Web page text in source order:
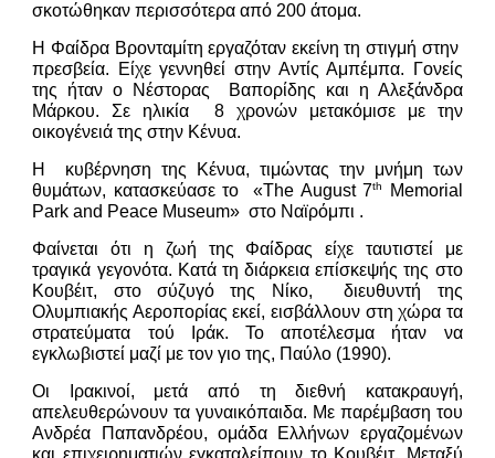
σκοτώθηκαν περισσότερα από 200 άτομα.
Η Φαίδρα Βρονταμίτη εργαζόταν εκείνη τη στιγμή στην
πρεσβεία. Είχε γεννηθεί στην Αντίς Αμπέμπα. Γονείς
της ήταν ο Νέστορας Βαπορίδης και η Αλεξάνδρα
Μάρκου. Σε ηλικία 8 χρονών μετακόμισε με την
οικογένειά της στην Κένυα.
Η κυβέρνηση της Κένυα, τιμώντας την μνήμη των
θυμάτων, κατασκεύασε το «The August 7th
Memorial
Park and Peace Museum» στο Ναϊρόμπι .
Φαίνεται ότι η ζωή της Φαίδρας είχε ταυτιστεί με
τραγικά γεγονότα. Κατά τη διάρκεια επίσκεψής της στο
Κουβέιτ, στο σύζυγό της Νίκο, διευθυντή της
Ολυμπιακής Αεροπορίας εκεί, εισβάλλουν στη χώρα τα
στρατεύματα τού Ιράκ. Το αποτέλεσμα ήταν να
εγκλωβιστεί μαζί με τον γιο της, Παύλο (1990).
Οι Ιρακινοί, μετά από τη διεθνή κατακραυγή,
απελευθερώνουν τα γυναικόπαιδα. Mε παρέμβαση του
Ανδρέα Παπανδρέου, ομάδα Ελλήνων εργαζομένων
και επιχειρηματιών εγκαταλείπουν το Κουβέιτ. Μεταξύ